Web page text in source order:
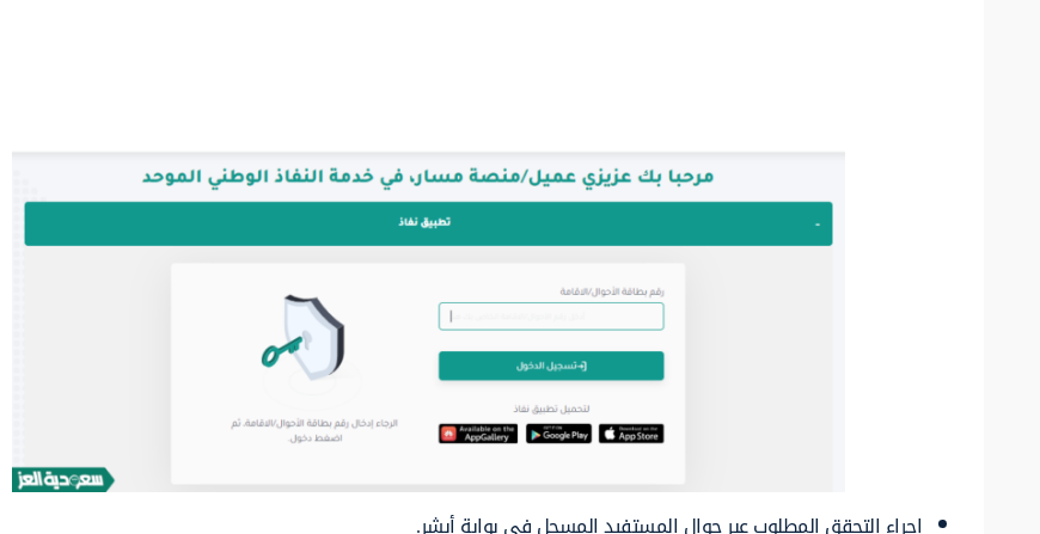
إجراء التحقق المطلوب عبر جوال المستفيد المسجل في بوابة أبشر.